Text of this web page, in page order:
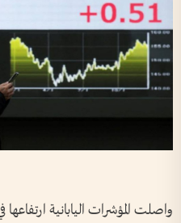
واصلت المؤشرات اليابانية